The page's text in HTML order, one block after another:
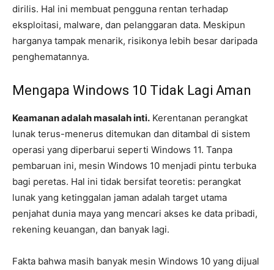
dirilis. Hal ini membuat pengguna rentan terhadap
eksploitasi, malware, dan pelanggaran data. Meskipun
harganya tampak menarik, risikonya lebih besar daripada
penghematannya.
Mengapa Windows 10 Tidak Lagi Aman
Keamanan adalah masalah inti. Kerentanan perangkat
lunak terus-menerus ditemukan dan ditambal di sistem
operasi yang diperbarui seperti Windows 11. Tanpa
pembaruan ini, mesin Windows 10 menjadi pintu terbuka
bagi peretas. Hal ini tidak bersifat teoretis: perangkat
lunak yang ketinggalan jaman adalah target utama
penjahat dunia maya yang mencari akses ke data pribadi,
rekening keuangan, dan banyak lagi.
Fakta bahwa masih banyak mesin Windows 10 yang dijual